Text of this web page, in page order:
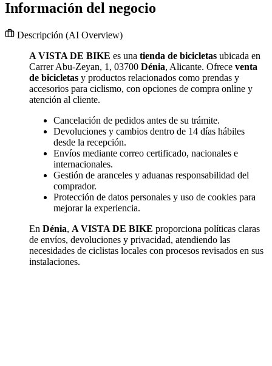
Información del negocio
Descripción (AI Overview)
A VISTA DE BIKE es una tienda de bicicletas ubicada en
Carrer Abu-Zeyan, 1, 03700 Dénia, Alicante. Ofrece venta
de bicicletas y productos relacionados como prendas y
accesorios para ciclismo, con opciones de compra online y
atención al cliente.
Cancelación de pedidos antes de su trámite.
Devoluciones y cambios dentro de 14 días hábiles
desde la recepción.
Envíos mediante correo certificado, nacionales e
internacionales.
Gestión de aranceles y aduanas responsabilidad del
comprador.
Protección de datos personales y uso de cookies para
mejorar la experiencia.
En Dénia, A VISTA DE BIKE proporciona políticas claras
de envíos, devoluciones y privacidad, atendiendo las
necesidades de ciclistas locales con procesos revisados en sus
instalaciones.